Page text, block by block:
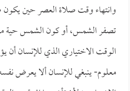
وانتهاء وقت صلاة العصر حين يكون
تصفر الشمس، أو كون الشمس حية
الوقت الاختياري الذي للإنسان أن
معلوم- ينبغي للإنسان ألا يعرض